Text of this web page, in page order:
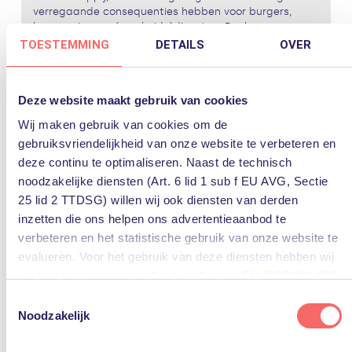
TOESTEMMING DETAILS OVER
Deze website maakt gebruik van cookies
Wij maken gebruik van cookies om de
gebruiksvriendelijkheid van onze website te verbeteren en
deze continu te optimaliseren. Naast de technisch
noodzakelijke diensten (Art. 6 lid 1 sub f EU AVG, Sectie
25 lid 2 TTDSG) willen wij ook diensten van derden
inzetten die ons helpen ons advertentieaanbod te
verbeteren en het statistische gebruik van onze website te
evalueren. Voor het gebruik van deze diensten hebben wij
U kunt deze toestemming eenvoudig geven door op “Alles
Noodzakelijk
verregaande consequenties hebben voor burgers,
leveranciers en (overheids)diensten. Denk aan een
ransomware-aanval die kritieke systemen gijzelt, een...
Waarom Europese organisaties nu